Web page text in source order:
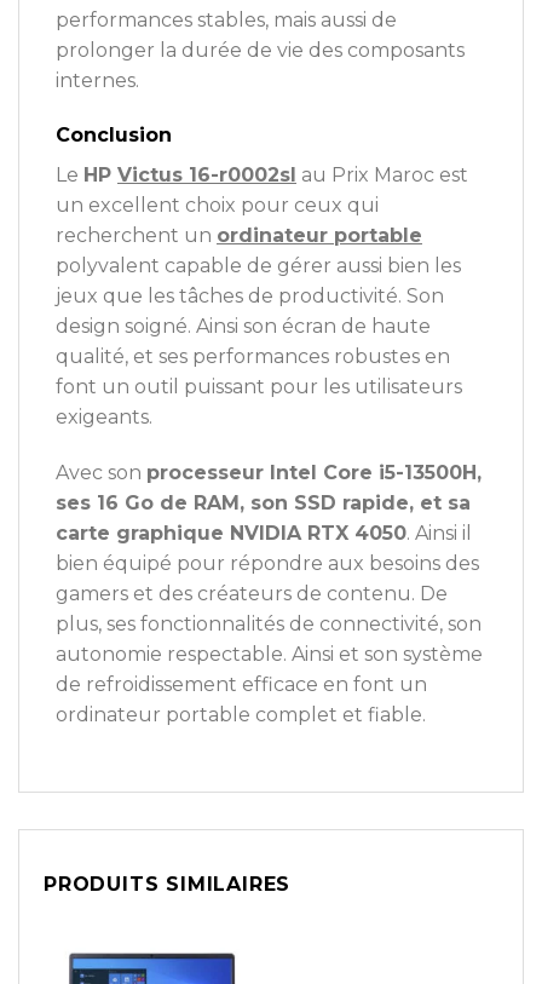
performances stables, mais aussi de
prolonger la durée de vie des composants
internes.
Conclusion
Le HP Victus 16-r0002sl au Prix Maroc est
un excellent choix pour ceux qui
recherchent un ordinateur portable
polyvalent capable de gérer aussi bien les
jeux que les tâches de productivité. Son
design soigné. Ainsi son écran de haute
qualité, et ses performances robustes en
font un outil puissant pour les utilisateurs
exigeants.
Avec son processeur Intel Core i5-13500H,
ses 16 Go de RAM, son SSD rapide, et sa
carte graphique NVIDIA RTX 4050. Ainsi il
bien équipé pour répondre aux besoins des
gamers et des créateurs de contenu. De
plus, ses fonctionnalités de connectivité, son
autonomie respectable. Ainsi et son système
de refroidissement efficace en font un
ordinateur portable complet et fiable.
PRODUITS SIMILAIRES